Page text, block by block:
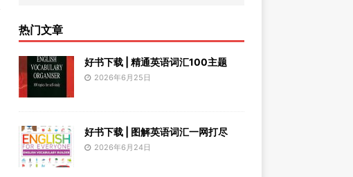
热门文章
好书下载 | 精通英语词汇100主题
2026年6月25日
好书下载 | 图解英语词汇一网打尽
2026年6月24日